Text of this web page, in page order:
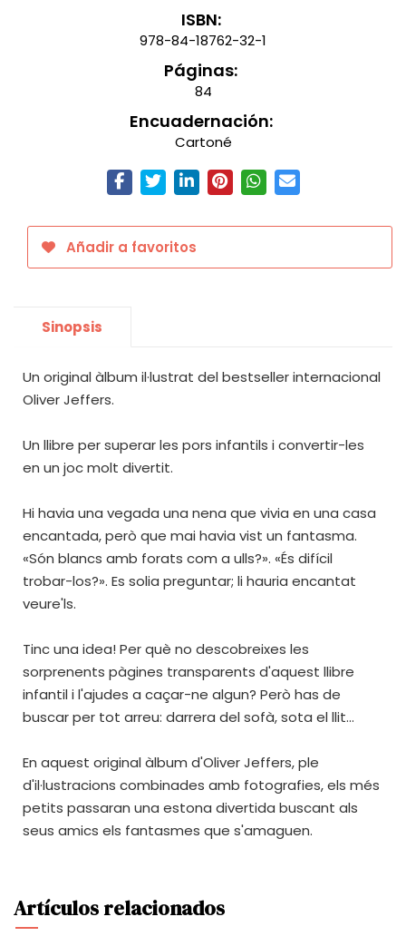
ISBN:
978-84-18762-32-1
Páginas:
84
Encuadernación:
Cartoné
Añadir a favoritos
Sinopsis
Un original àlbum il·lustrat del bestseller internacional
Oliver Jeffers.
Un llibre per superar les pors infantils i convertir-les
en un joc molt divertit.
Hi havia una vegada una nena que vivia en una casa
encantada, però que mai havia vist un fantasma.
«Són blancs amb forats com a ulls?». «És difícil
trobar-los?». Es solia preguntar; li hauria encantat
veure'ls.
Tinc una idea! Per què no descobreixes les
sorprenents pàgines transparents d'aquest llibre
infantil i l'ajudes a caçar-ne algun? Però has de
buscar per tot arreu: darrera del sofà, sota el llit...
En aquest original àlbum d'Oliver Jeffers, ple
d'il·lustracions combinades amb fotografies, els més
petits passaran una estona divertida buscant als
seus amics els fantasmes que s'amaguen.
Artículos relacionados